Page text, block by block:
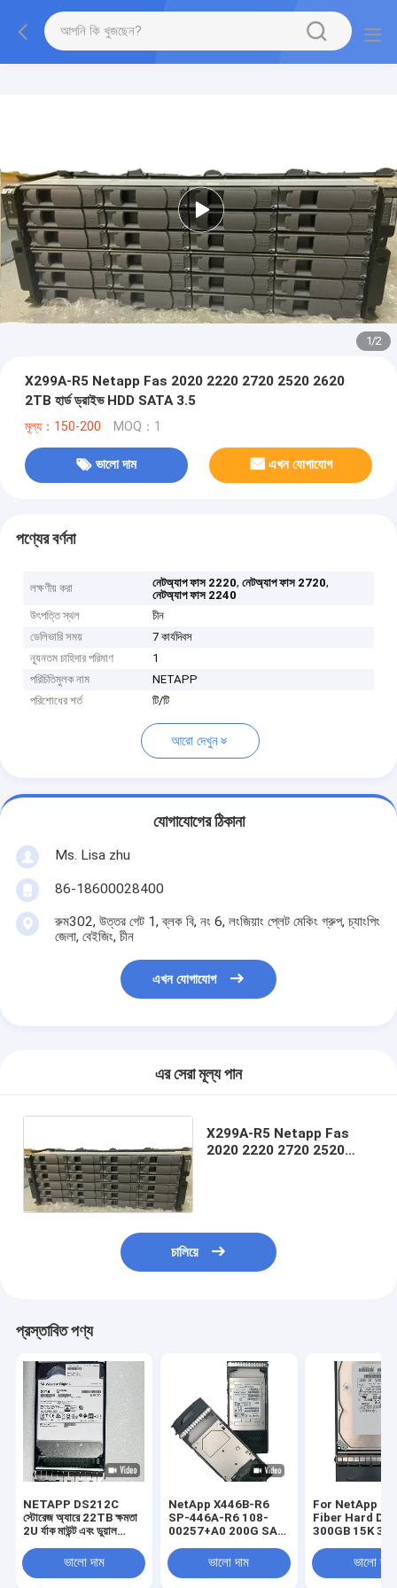
1/2
X299A-R5 Netapp Fas 2020 2220 2720 2520 2620
2TB হার্ড ড্রাইভ HDD SATA 3.5
মূল্য：150-200 MOQ：1
ভালো দাম এখন যোগাযোগ
পণ্যের বর্ণনা
লক্ষণীয় করা নেটঅ্যাপ ফাস 2220,নেটঅ্যাপ ফাস 2720,
নেটঅ্যাপ ফাস 2240
উৎপত্তি স্থল
চীন
ডেলিভারি সময়
7 কার্যদিবস
ন্যূনতম চাহিদার পরিমাণ
1
পরিচিতিমুলক নাম
NETAPP
পরিশোধের শর্ত
টি/টি
আরো দেখুন
যোগাযোগের ঠিকানা
Ms. Lisa zhu
86-18600028400
রুম302, উত্তর গেট 1, ব্লক বি, নং 6, লংজিয়াং প্লেট মেকিং গ্রুপ, চ্যাংপিং
জেলা, বেইজিং, চীন
এখন যোগাযোগ
এর সেরা মূল্য পান
X299A-R5 Netapp Fas
2020 2220 2720 2520
চালিয়ে
প্রস্তাবিত পণ্য
NETAPP DS212C
স্টোরেজ অ্যারে 22TB ক্ষমতা
2U র্যাক মাউন্ট এবং ডুয়াল
ভালো দাম
NetApp X446B-R6
SP-446A-R6 108-
00257+A0 200G SAS
446A-R6ভালো দাম
For NetApp
Fiber Hard
300GB 15K
ভালো দাম